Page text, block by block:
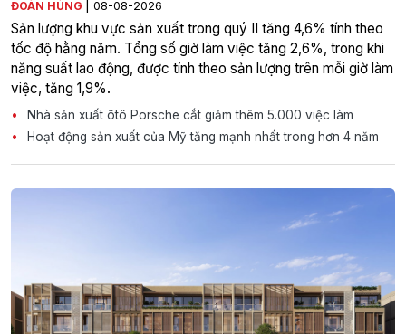
ĐOÀN HÙNG 08-08-2026
Sản lượng khu vực sản xuất trong quý II tăng 4,6% tính theo
tốc độ hằng năm. Tổng số giờ làm việc tăng 2,6%, trong khi
năng suất lao động, được tính theo sản lượng trên mỗi giờ làm
việc, tăng 1,9%.
Nhà sản xuất ôtô Porsche cắt giảm thêm 5.000 việc làm
Hoạt động sản xuất của Mỹ tăng mạnh nhất trong hơn 4 năm